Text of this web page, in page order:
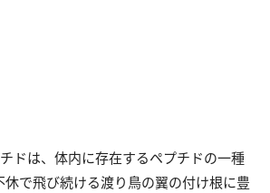
ドは、体内に存在するペプチドの一種
で飛び続ける渡り鳥の翼の付け根に豊